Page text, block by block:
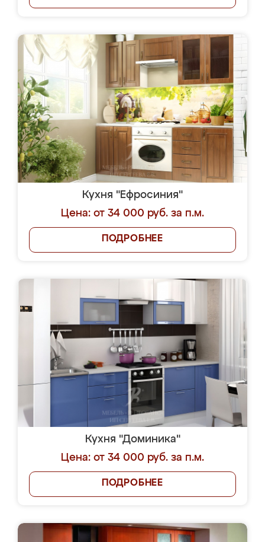
Кухня "Ефросиния"
Цена: от 34 000 руб. за п.м.
ПОДРОБНЕЕ
Кухня "Доминика"
Цена: от 34 000 руб. за п.м.
ПОДРОБНЕЕ